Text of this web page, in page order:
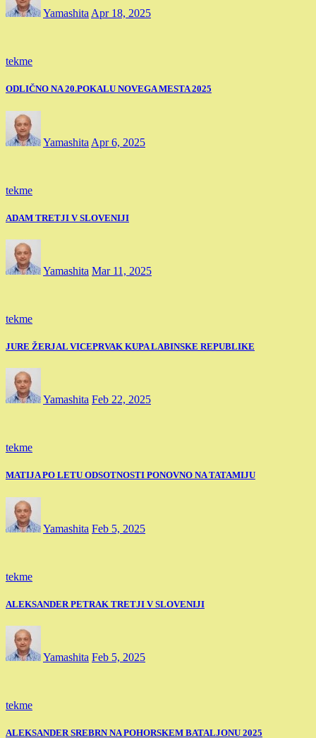
Yamashita Apr 18, 2025
tekme
ODLIČNO NA 20.POKALU NOVEGA MESTA 2025
Yamashita Apr 6, 2025
tekme
ADAM TRETJI V SLOVENIJI
Yamashita Mar 11, 2025
tekme
JURE ŽERJAL VICEPRVAK KUPA LABINSKE REPUBLIKE
Yamashita Feb 22, 2025
tekme
MATIJA PO LETU ODSOTNOSTI PONOVNO NA TATAMIJU
Yamashita Feb 5, 2025
tekme
ALEKSANDER PETRAK TRETJI V SLOVENIJI
Yamashita Feb 5, 2025
tekme
ALEKSANDER SREBRN NA POHORSKEM BATALJONU 2025